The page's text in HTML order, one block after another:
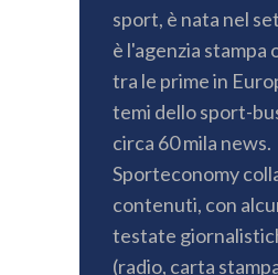
sport, è nata nel
è l'agenzia stampa
tra le prime in
temi dello sport-
circa 60 mila news.
Sporteconomy
contenuti, con
testate
(radio, carta